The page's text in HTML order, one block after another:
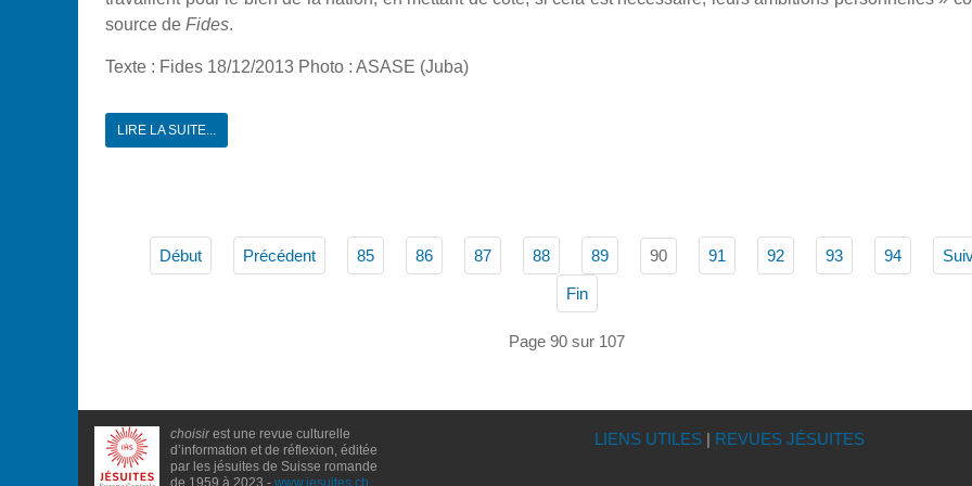
source de Fides.
Texte : Fides 18/12/2013 Photo : ASASE (Juba)
LIRE LA SUITE...
Début Précédent 85 86 87 88 89 90 91 92 93 94
Fin
Page 90 sur 107
choisirest une revue culturelle
d’information et de réflexion, éditée
par les jésuites de Suisse romande
LIENS UTILES| REVUES JÉSUITES